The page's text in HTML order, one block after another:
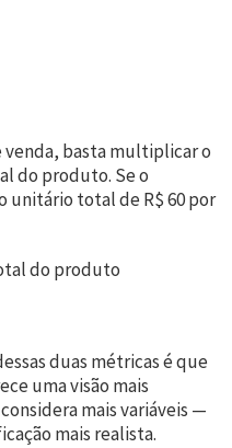
venda, basta multiplicar o
do produto. Se o
total de R$ 60 por
do produto
duas métricas é que
uma visão mais
mais variáveis —
mais realista.